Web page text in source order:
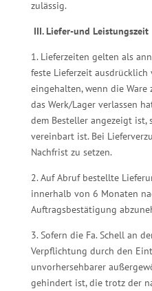
zulässig.
III. Liefer-und Leistungszeit
1. Lieferzeiten gelten als
feste Lieferzeit
eingehalten, wenn die
das Werk/Lager verlassen
dem Besteller angezeigt ist,
vereinbart ist. Bei
Nachfrist zu setzen.
2. Auf Abruf bestellte
innerhalb von 6 Monaten
Auftragsbestätigung
3. Sofern die Fa. Schell an
Verpflichtung durch den
unvorhersehbarer
gehindert ist, die trotz der